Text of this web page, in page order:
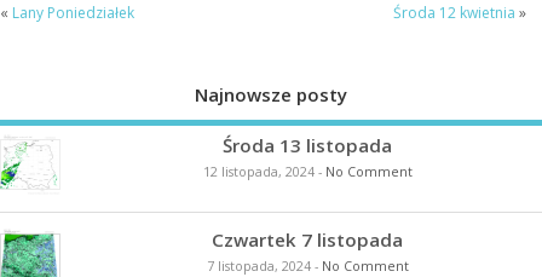
« Lany Poniedziałek Środa 12 kwietnia »
Najnowsze posty
Środa 13 listopada
12 listopada, 2024- No Comment
Czwartek 7 listopada
7 listopada, 2024- No Comment